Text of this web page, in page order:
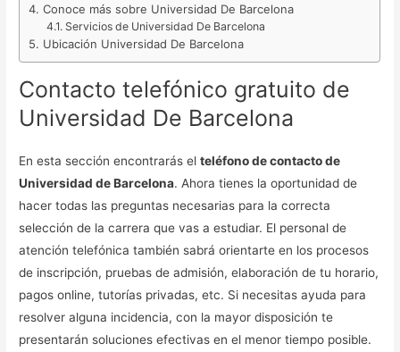
Conoce más sobre Universidad De Barcelona
Servicios de Universidad De Barcelona
Ubicación Universidad De Barcelona
Contacto telefónico gratuito de
Universidad De Barcelona
En esta sección encontrarás elteléfono de contacto de
Universidad de Barcelona. Ahora tienes la oportunidad de
hacer todas las preguntas necesarias para la correcta
selección de la carrera que vas a estudiar. El personal de
atención telefónica también sabrá orientarte en los procesos
de inscripción, pruebas de admisión, elaboración de tu horario,
pagos online, tutorías privadas, etc. Si necesitas ayuda para
resolver alguna incidencia, con la mayor disposición te
presentarán soluciones efectivas en el menor tiempo posible.